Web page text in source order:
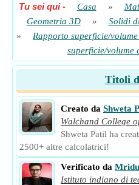
Tu sei qui- Casa »
Geometria 3D
» Solidi
»
Rapporto superficie/
superficie/
Titoli
Creato da Shweta
Walchand College
Shweta Patil ha
2500+ altre calcolatrici!
Verificato da
Istituto indiano di